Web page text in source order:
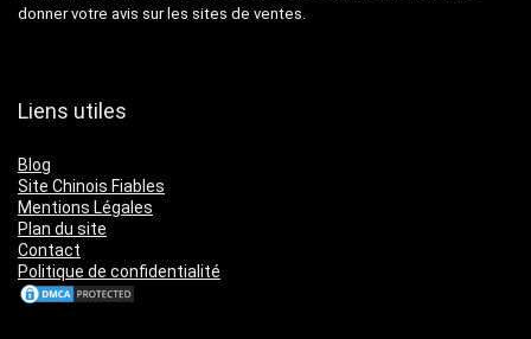
donner votre avis sur les sites de ventes.
Liens utiles
Blog
Site Chinois Fiables
Mentions Légales
Plan du site
Contact
Politique de confidentialité